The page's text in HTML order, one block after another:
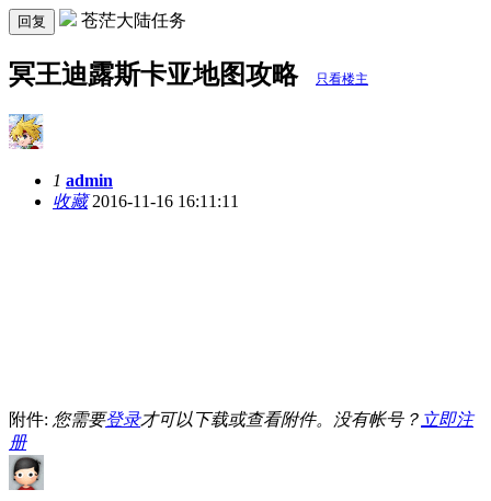
回复 苍茫大陆任务
冥王迪露斯卡亚地图攻略 只看楼主
1 admin
收藏2016-11-16 16:11:11
附件: 您需要登录才可以下载或查看附件。没有帐号？ 立即注
册